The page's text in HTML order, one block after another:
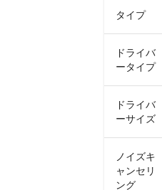
タイプ
ドライバ
ータイプ
ドライバ
ーサイズ
ノイズキ
ャンセリ
ング